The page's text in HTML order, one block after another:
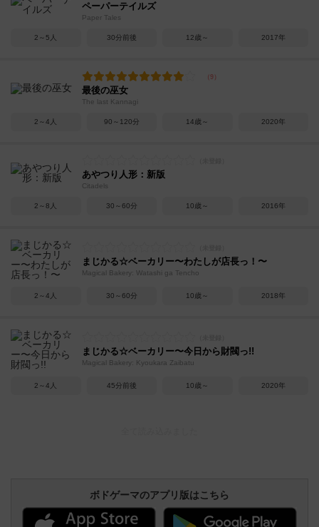
ペーパーテイルズ
Paper Tales
2～5人 30分前後 12歳～ 2017年
最後の巫女
The last Kannagi
2～4人 90～120分 14歳～ 2020年
あやつり人形：新版
Citadels
2～8人 30～60分 10歳～ 2016年
まじかる☆ベーカリー〜わたしが店長っ！〜
Magical Bakery: Watashi ga Tencho
2～4人 30～60分 10歳～ 2018年
まじかる☆ベーカリー〜今日から財閥っ!!
Magical Bakery: Kyoukara Zaibatu
2～4人 45分前後 10歳～ 2020年